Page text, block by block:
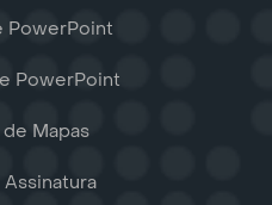
PowerPoint
PowerPoint
Mapas